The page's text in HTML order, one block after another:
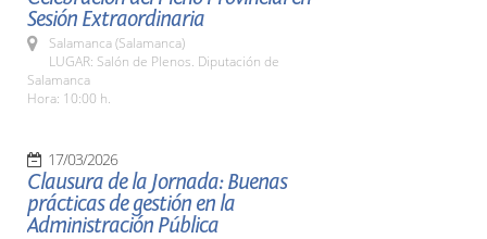
Sesión Extraordinaria
Salamanca (Salamanca)
LUGAR: Salón de Plenos. Diputación de
Salamanca
Hora: 10:00 h.
17/03/2026
Clausura de la Jornada: Buenas
prácticas de gestión en la
Administración Pública